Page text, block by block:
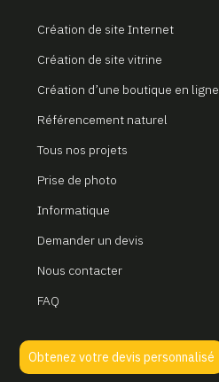
Création de site Internet
Création de site vitrine
Création d’une boutique en ligne
Référencement naturel
Tous nos projets
Prise de photo
Informatique
Demander un devis
Nous contacter
FAQ
Obtenez votre devis personnalisé